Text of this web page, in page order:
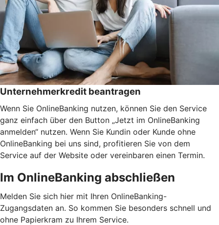
Unternehmerkredit beantragen
Wenn Sie OnlineBanking nutzen, können Sie den Service
ganz einfach über den Button „Jetzt im OnlineBanking
anmelden“ nutzen. Wenn Sie Kundin oder Kunde ohne
OnlineBanking bei uns sind, profitieren Sie von dem
Service auf der Website oder vereinbaren einen Termin.
Im OnlineBanking abschließen
Melden Sie sich hier mit Ihren OnlineBanking-
Zugangsdaten an. So kommen Sie besonders schnell und
ohne Papierkram zu Ihrem Service.